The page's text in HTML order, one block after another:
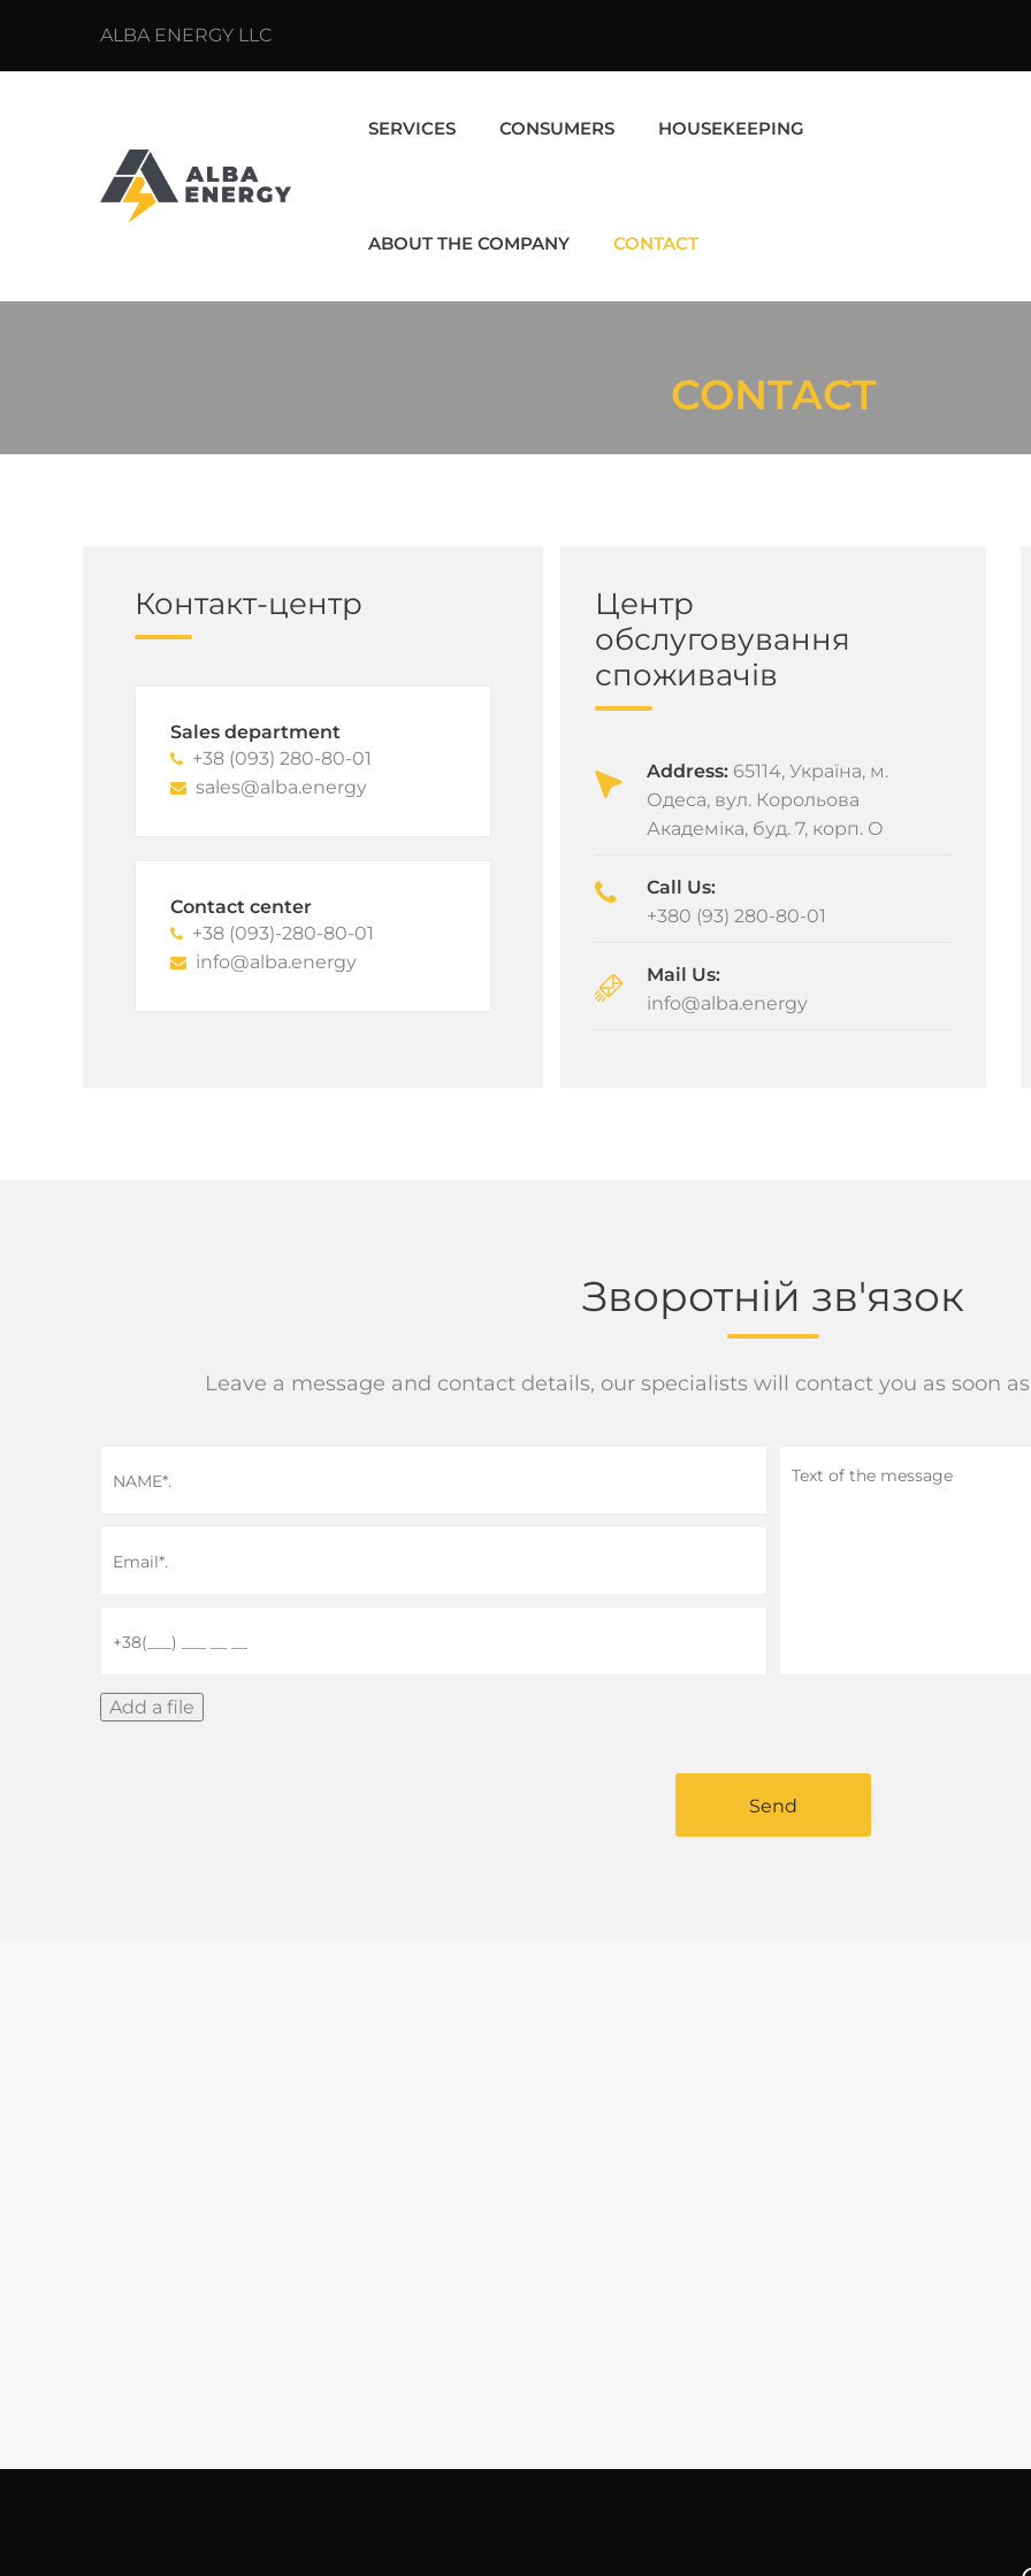
ALBA ENERGY LLC
SERVICES CONSUMERS HOUSEKEEPING
ABOUT THE COMPANY CONTACT
CONTACT
Контакт-центр
Sales department
+38 (093) 280-80-01
sales@alba.energy
Contact center
+38 (093)-280-80-01
info@alba.energy
Центр
обслуговування
споживачів
Address: 65114, Україна, м.
Одеса, вул. Корольова
Академіка, буд. 7, корп. О
Call Us:
+380 (93) 280-80-01
Mail Us:
info@alba.energy
Зворотній зв'язок
Leave a message and contact details, our specialists will contact you as soon